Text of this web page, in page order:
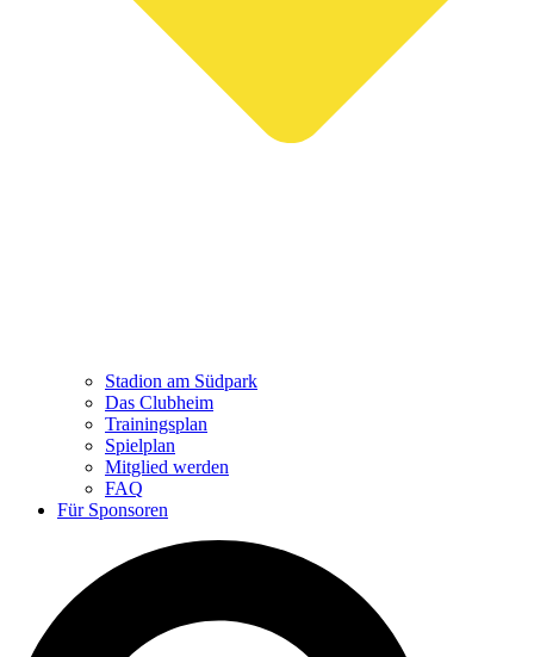
Stadion am Südpark
Das Clubheim
Trainingsplan
Spielplan
Mitglied werden
FAQ
Für Sponsoren